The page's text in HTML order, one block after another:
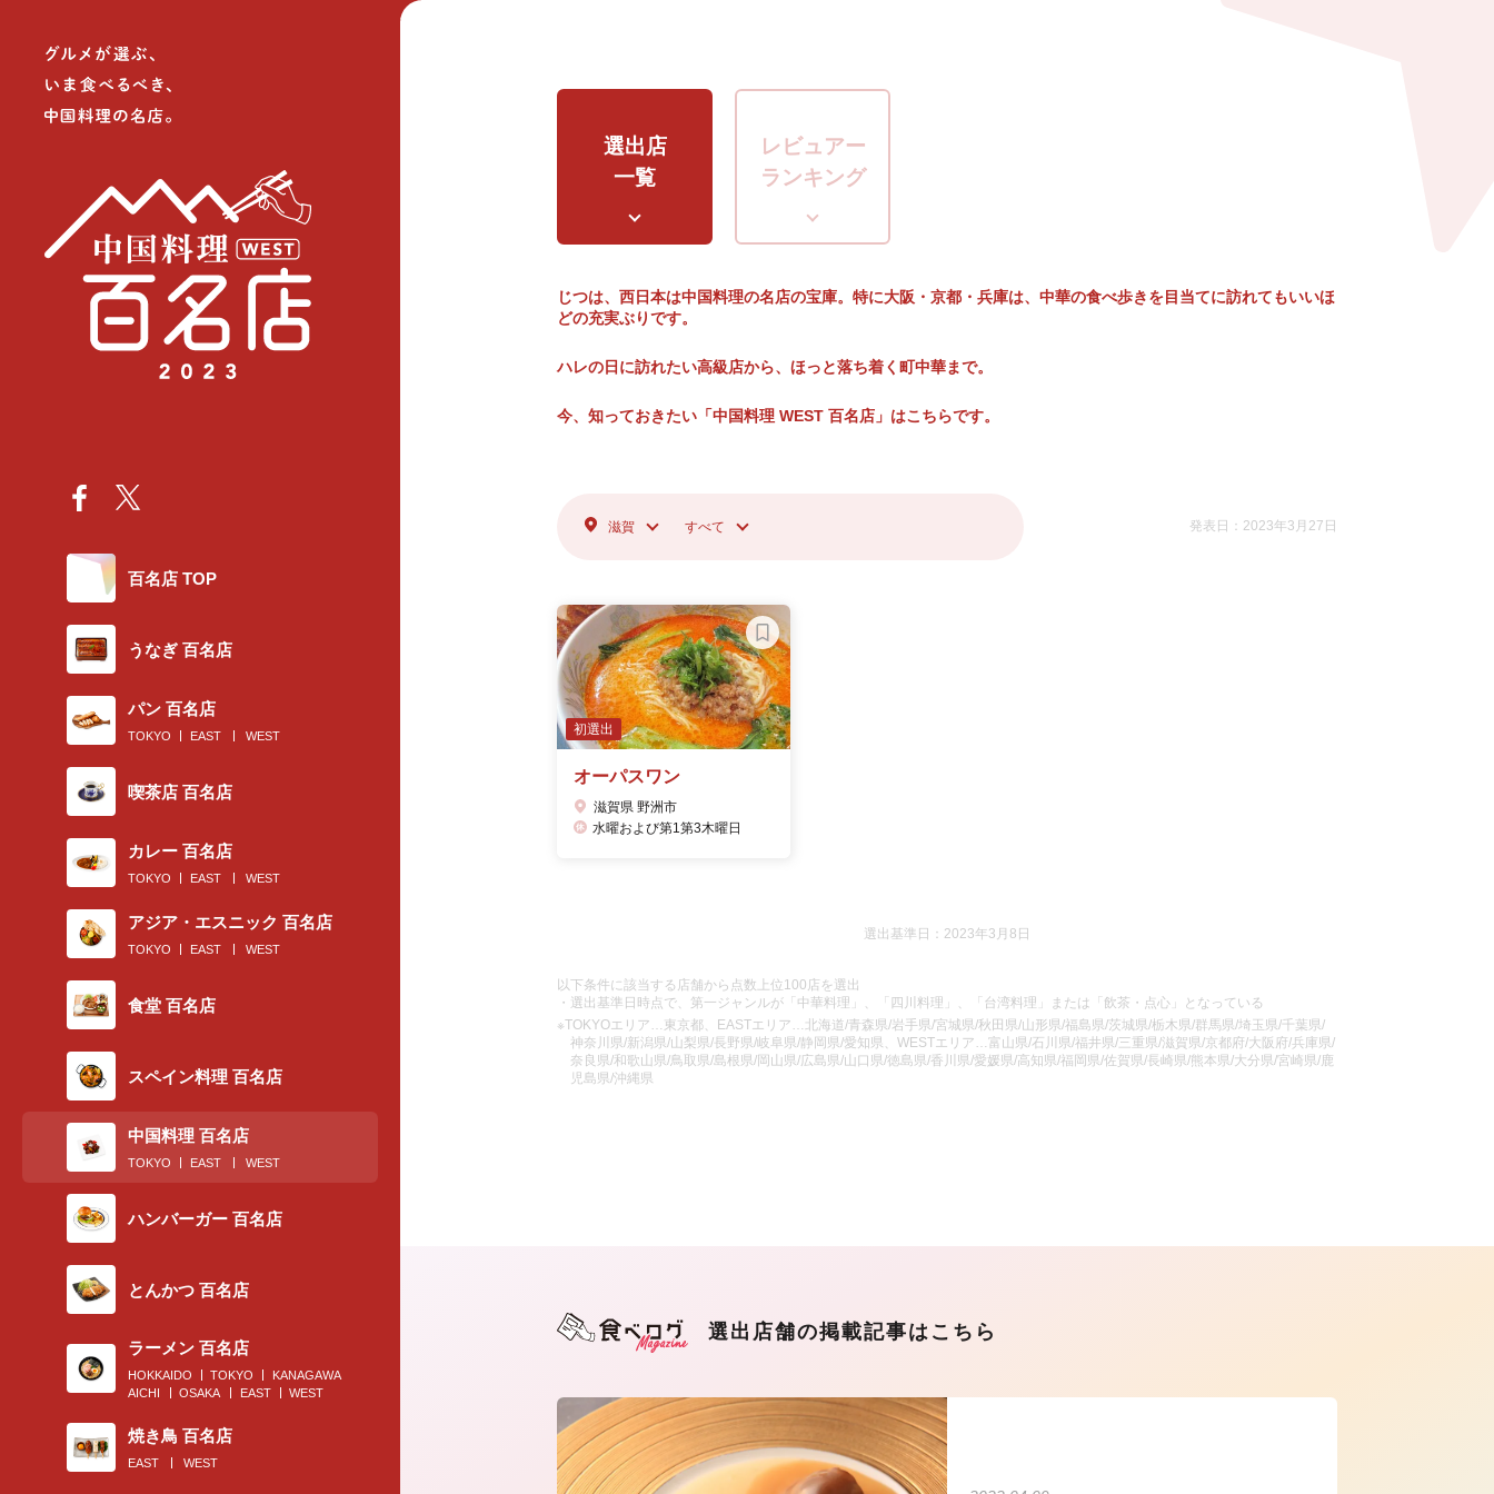
百名店 TOP
うなぎ 百名店
パン 百名店
TOKYO EAST WEST
喫茶店 百名店
カレー 百名店
TOKYO EAST WEST
アジア・エスニック 百名店
TOKYO EAST WEST
食堂 百名店
スペイン料理 百名店
中国料理 百名店
TOKYO EAST WEST
ハンバーガー 百名店
とんかつ 百名店
ラーメン 百名店
HOKKAIDO TOKYO
KANAGAWA
AICHI
OSAKA EAST WEST
焼き鳥 百名店
EAST WEST
選出店
一覧
レビュアー
ランキング
じつは、西日本は中国料理の名店の宝庫。特に大阪・京都・兵庫は、中華の食べ歩きを目当てに訪れてもいいほ
どの充実ぶりです。
ハレの日に訪れたい高級店から、ほっと落ち着く町中華まで。
今、知っておきたい「中国料理 WEST 百名店」はこちらです。
滋賀 すべて 発表日：2023年3月27日
初選出
オーパスワン
滋賀県 野洲市
水曜および第1第3木曜日
選出基準日：2023年3月8日
以下条件に該当する店舗から点数上位100店を選出
・選出基準日時点で、第一ジャンルが「中華料理」、「四川料理」、「台湾料理」または「飲茶・点心」となっている
※TOKYOエリア…東京都、EASTエリア…北海道/青森県/岩手県/宮城県/秋田県/山形県/福島県/茨城県/栃木県/群馬県/埼玉県/千葉県/
神奈川県/新潟県/山梨県/長野県/岐阜県/静岡県/愛知県、WESTエリア…富山県/石川県/福井県/三重県/滋賀県/京都府/大阪府/兵庫県/
奈良県/和歌山県/鳥取県/島根県/岡山県/広島県/山口県/徳島県/香川県/愛媛県/高知県/福岡県/佐賀県/長崎県/熊本県/大分県/宮崎県/鹿
児島県/沖縄県
選出店舗の掲載記事はこちら